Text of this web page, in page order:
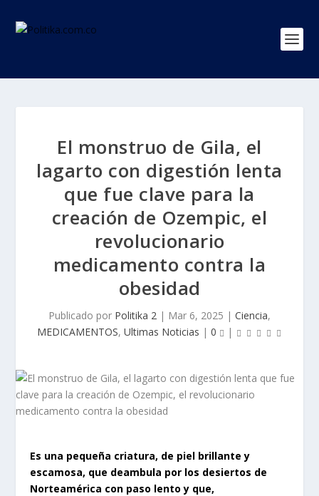
El monstruo de Gila, el
lagarto con digestión lenta
que fue clave para la
creación de Ozempic, el
revolucionario
medicamento contra la
obesidad
Publicado por Politika 2 | Mar 6, 2025 | Ciencia,
MEDICAMENTOS, Ultimas Noticias | 0 |
Es una pequeña criatura, de piel brillante y
escamosa, que deambula por los desiertos de
Norteamérica con paso lento y que,